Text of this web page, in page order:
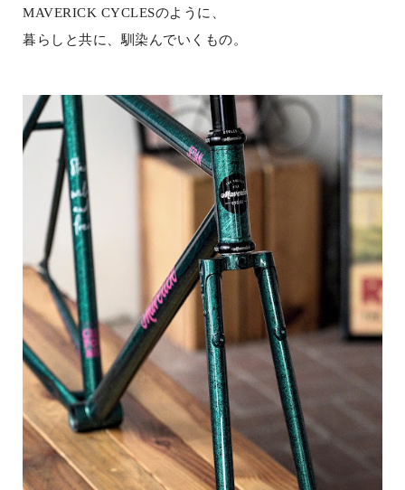
MAVERICK CYCLESのように、
暮らしと共に、馴染んでいくもの。